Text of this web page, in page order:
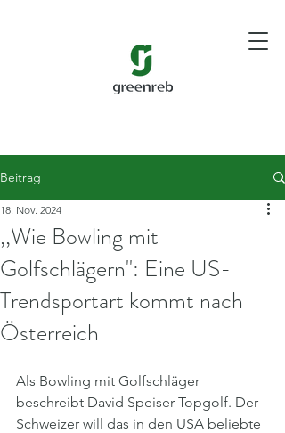
Beitrag
,,Wie Bowling mit
Golfschlägern'': Eine US-
Trendsportart kommt nach
Österreich
18. Nov. 2024
Als Bowling mit Golfschläger
beschreibt David Speiser Topgolf. Der
Schweizer will das in den USA beliebte